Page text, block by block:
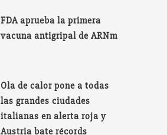
FDA aprueba la primera
vacuna antigripal de ARNm
Ola de calor pone a todas
las grandes ciudades
italianas en alerta roja y
Austria bate récords